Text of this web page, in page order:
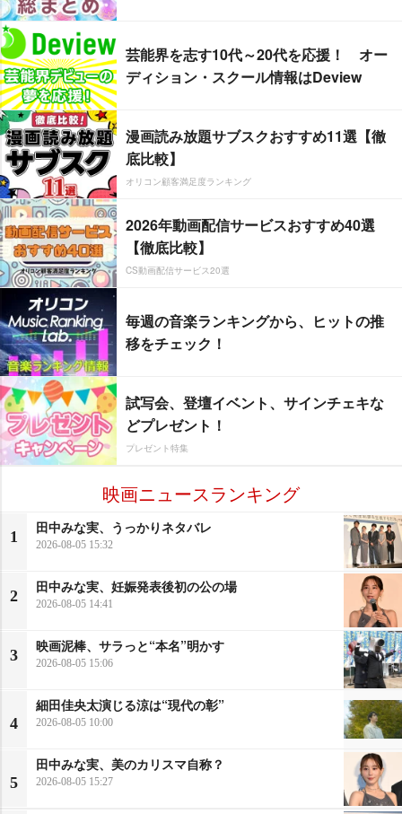
芸能界を志す10代～20代を応援！ オー
ディション・スクール情報はDeview
漫画読み放題サブスクおすすめ11選【徹
底比較】
オリコン顧客満足度ランキング
2026年動画配信サービスおすすめ40選
【徹底比較】
CS動画配信サービス20選
毎週の音楽ランキングから、ヒットの推
移をチェック！
試写会、登壇イベント、サインチェキな
どプレゼント！
プレゼント特集
映画ニュースランキング
1
田中みな実、うっかりネタバレ
2026-08-05 15:32
2
田中みな実、妊娠発表後初の公の場
2026-08-05 14:41
3
映画泥棒、サラっと“本名”明かす
2026-08-05 15:06
4
細田佳央太演じる涼は“現代の彰”
2026-08-05 10:00
5
田中みな実、美のカリスマ自称？
2026-08-05 15:27